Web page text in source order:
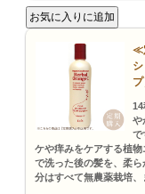
≪
や
で
ケや痒みをケアする植
で洗った後の髪を、柔
分はすべて無農薬栽培、